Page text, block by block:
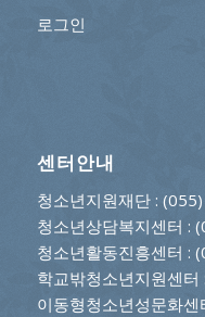
로그인
센터안내
청소년지원재단:
청소년상담복지센터 :
청소년활동진흥센터 :
학교밖청소년지원센터
이동형청소년성문화센